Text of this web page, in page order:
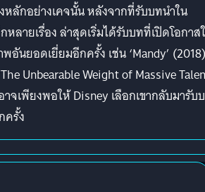
ลักอย่างเคจนั้น หลังจากที่รับบทนำใน
ลายเรื่อง ล่าสุดเริ่มได้รับบทที่เปิดโอกาส
อันยอดเยี่ยมอีกครั้ง เช่น ‘Mandy’
Unbearable Weight of Massive
จเพียงพอให้ Disney เลือกเขากลับมารับ
ครั้ง